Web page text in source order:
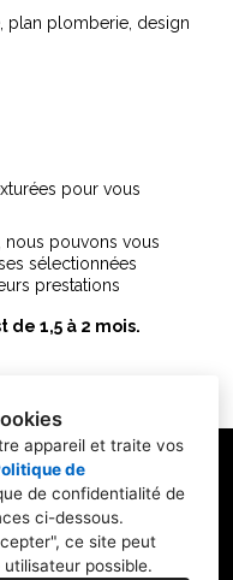
appareil et traite vos
de
de confidentialité de
ci-dessous.
ce site peut
possible.
plan plomberie, design
pour vous
nous pouvons vous
sélectionnées
prestations
1,5 à 2 mois.
Boulogne-